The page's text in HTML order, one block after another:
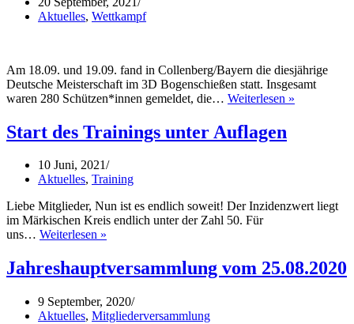
Aktuelles, Wettkampf
Am 18.09. und 19.09. fand in Collenberg/Bayern die diesjährige
Deutsche Meisterschaft im 3D Bogenschießen statt. Insgesamt
waren 280 Schützen*innen gemeldet, die… Weiterlesen »
Start des Trainings unter Auflagen
10 Juni, 2021
Aktuelles, Training
Liebe Mitglieder, Nun ist es endlich soweit! Der Inzidenzwert liegt
im Märkischen Kreis endlich unter der Zahl 50. Für
uns… Weiterlesen »
Trainings
unter
Jahreshauptversammlung vom 25.08.2020
9 September, 2020
Aktuelles, Mitgliederversammlung